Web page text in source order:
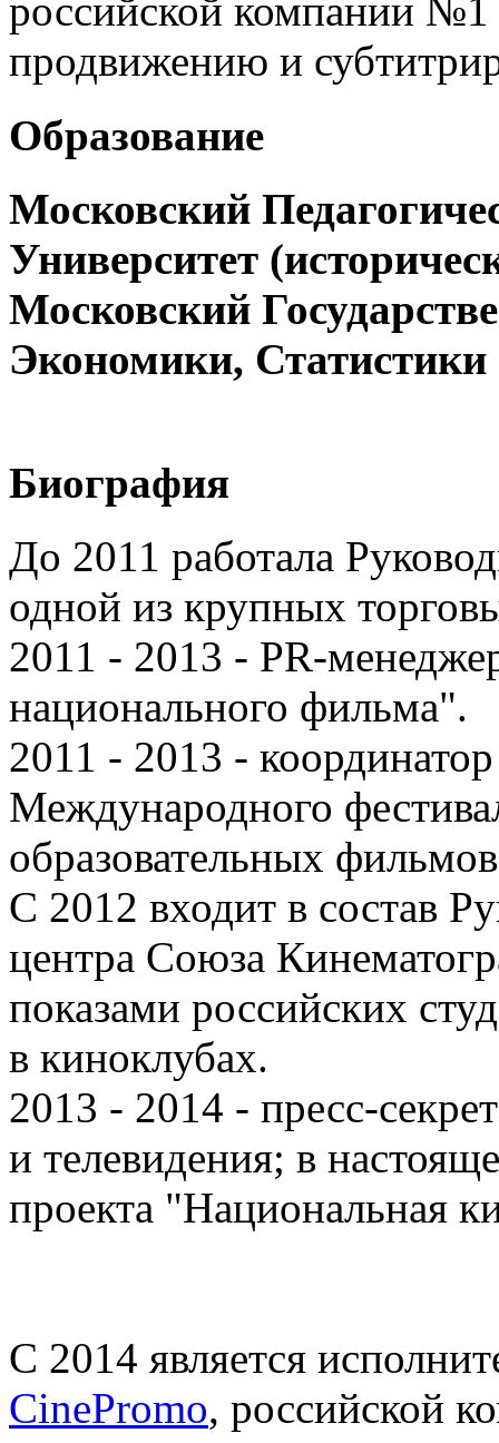
российской компании №1
продвижению и
Образование
Московский
Университет
Московский
Экономики,
Биография
До 2011 работала
одной из крупных
2011 - 2013 - PR-
национального фильма".
2011 - 2013 -
Международного
образовательных
С 2012 входит в состав
центра Союза
показами российских
в киноклубах.
2013 - 2014 - пресс-
и телевидения; в
проекта "Национальная
С 2014 является
CinePromo, российской